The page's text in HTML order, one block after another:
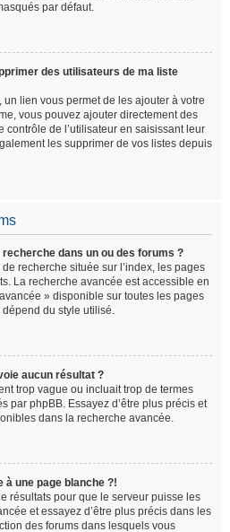
par défaut.
des utilisateurs de ma liste
un lien vous permet de les ajouter à votre
vous pouvez ajouter directement des
de l’utilisateur en saisissant leur
les supprimer de vos listes depuis
dans un ou des forums ?
recherche située sur l’index, les pages
La recherche avancée est accessible en
» disponible sur toutes les pages
dépend du style utilisé.
aucun résultat ?
trop vague ou incluait trop de termes
par phpBB. Essayez d’être plus précis et
dans la recherche avancée.
à une page blanche ?!
résultats pour que le serveur puisse les
et essayez d’être plus précis dans les
des forums dans lesquels vous